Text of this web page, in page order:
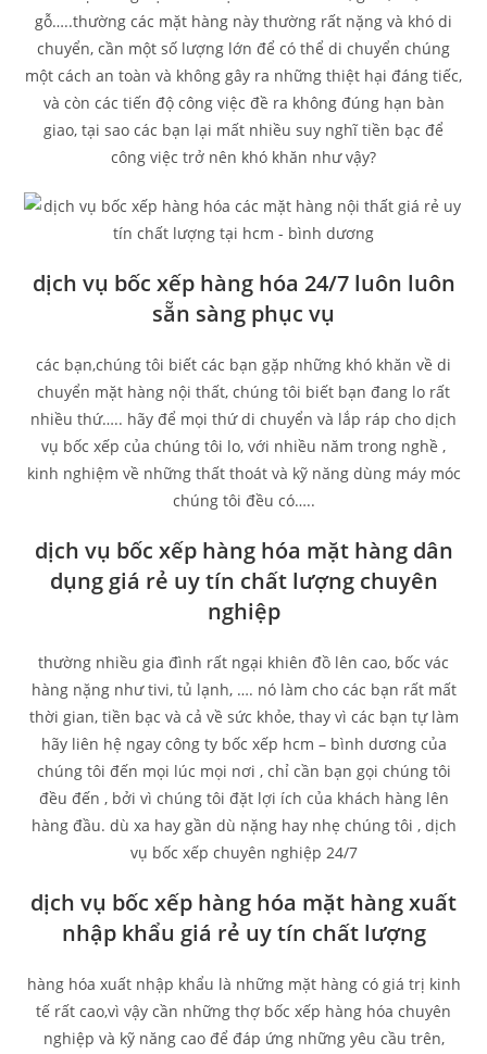
gỗ…..thường các mặt hàng này thường rất nặng và khó di
chuyển, cần một số lượng lớn để có thể di chuyển chúng
một cách an toàn và không gây ra những thiệt hại đáng tiếc,
và còn các tiến độ công việc đề ra không đúng hạn bàn
giao, tại sao các bạn lại mất nhiều suy nghĩ tiền bạc để
công việc trở nên khó khăn như vậy?
dịch vụ bốc xếp hàng hóa 24/7 luôn luôn
sẵn sàng phục vụ
các bạn,chúng tôi biết các bạn gặp những khó khăn về di
chuyển mặt hàng nội thất, chúng tôi biết bạn đang lo rất
nhiều thứ….. hãy để mọi thứ di chuyển và lắp ráp cho dịch
vụ bốc xếp của chúng tôi lo, với nhiều năm trong nghề ,
kinh nghiệm về những thất thoát và kỹ năng dùng máy móc
chúng tôi đều có…..
dịch vụ bốc xếp hàng hóa mặt hàng dân
dụng giá rẻ uy tín chất lượng chuyên
nghiệp
thường nhiều gia đình rất ngại khiên đồ lên cao, bốc vác
hàng nặng như tivi, tủ lạnh, …. nó làm cho các bạn rất mất
thời gian, tiền bạc và cả về sức khỏe, thay vì các bạn tự làm
hãy liên hệ ngay công ty bốc xếp hcm – bình dương của
chúng tôi đến mọi lúc mọi nơi , chỉ cần bạn gọi chúng tôi
đều đến , bởi vì chúng tôi đặt lợi ích của khách hàng lên
hàng đầu. dù xa hay gần dù nặng hay nhẹ chúng tôi , dịch
vụ bốc xếp chuyên nghiệp 24/7
dịch vụ bốc xếp hàng hóa mặt hàng xuất
nhập khẩu giá rẻ uy tín chất lượng
hàng hóa xuất nhập khẩu là những mặt hàng có giá trị kinh
tế rất cao,vì vậy cần những thợ bốc xếp hàng hóa chuyên
nghiệp và kỹ năng cao để đáp ứng những yêu cầu trên,